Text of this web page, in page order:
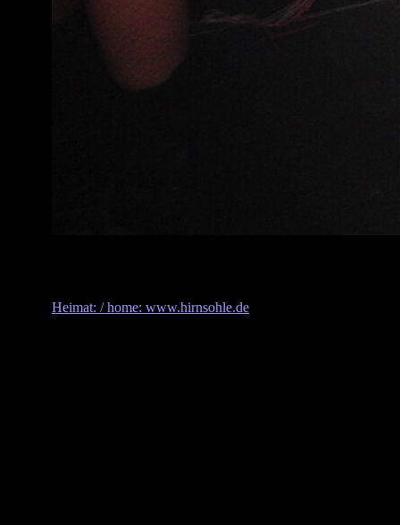
Heimat: / home: www.hirnsohle.de